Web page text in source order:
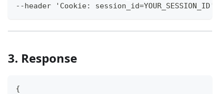
--header 'Cookie: session_id=YOUR_SESSION_ID'
3. Response
{